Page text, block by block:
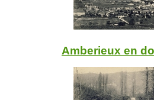
Amberieux en